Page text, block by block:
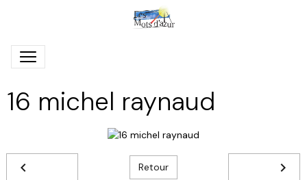
16 michel raynaud
Retour